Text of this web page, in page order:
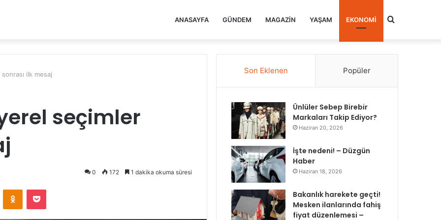
ANASAYFA GÜNDEM MAGAZIN YAŞAM EKONOMI Arama
ilk mesaj
seçimler
0 172 1 dakika okuma süresi
Odnoklassniki
Pocket
Son Eklenen Popüler
Ünlüler Sebep Birebir
Markaları Takip Ediyor?
Haziran 20, 2026
İşte nedeni! – Düzgün
Haber
Haziran 18, 2026
Bakanlık harekete geçti!
Mesken ilanlarında fahiş
fiyat düzenlemesi –